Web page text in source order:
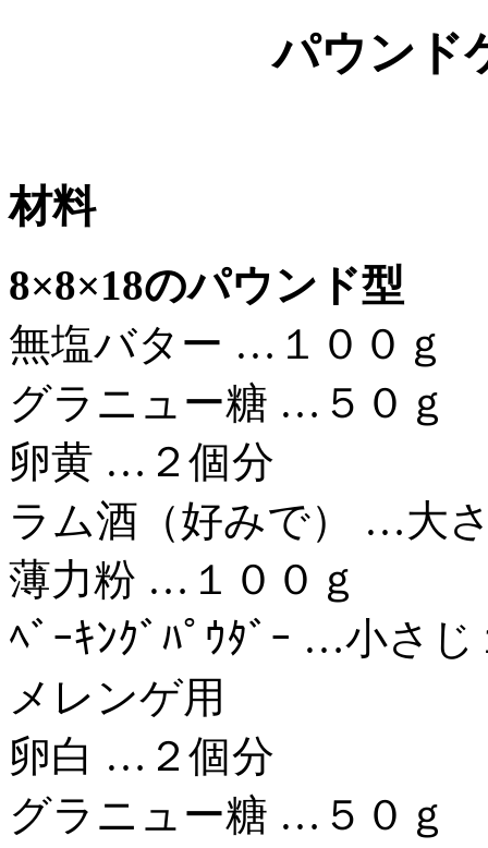
パウンド
材料
8×8×18のパウンド型
無塩バター …１００ｇ
グラニュー糖 …５０ｇ
卵黄 …２個分
ラム酒（好みで） …大
薄力粉 …１００ｇ
ﾍﾞｰｷﾝｸﾞﾊﾟｳﾀﾞｰ …小さじ
メレンゲ用
卵白 …２個分
グラニュー糖 …５０ｇ